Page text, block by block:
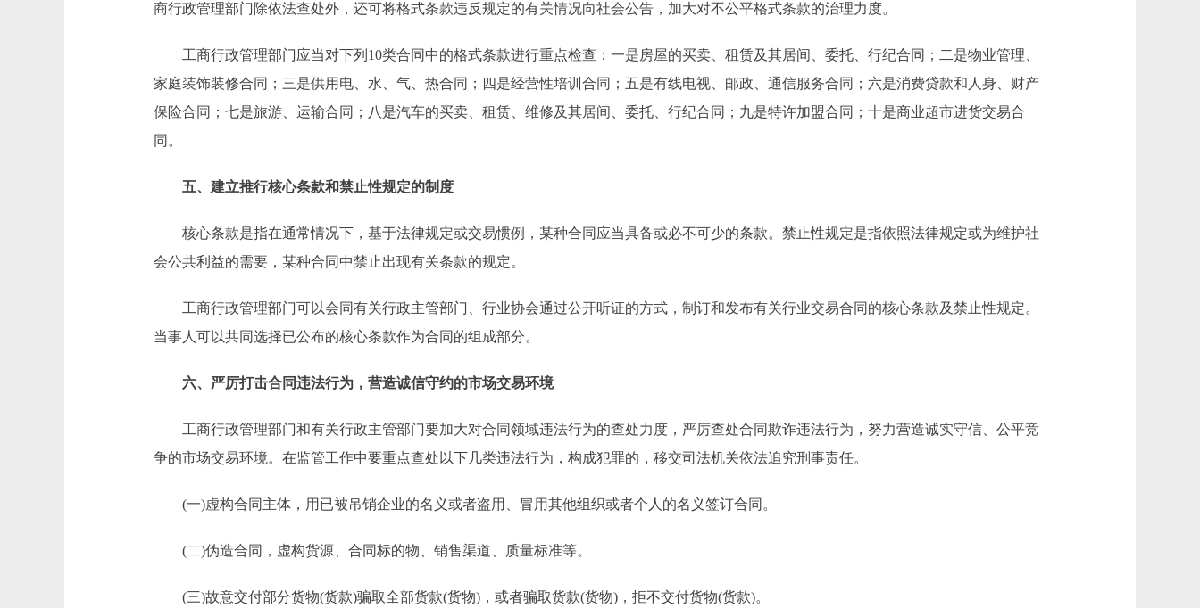
商行政管理部门除依法查处外，还可将格式条款违反规定的有关情况向社会公告，加大对不公平格式条款的治理力度。
工商行政管理部门应当对下列10类合同中的格式条款进行重点检查：一是房屋的买卖、租赁及其居间、委托、行纪合同；二是物业管理、
家庭装饰装修合同；三是供用电、水、气、热合同；四是经营性培训合同；五是有线电视、邮政、通信服务合同；六是消费贷款和人身、财产
保险合同；七是旅游、运输合同；八是汽车的买卖、租赁、维修及其居间、委托、行纪合同；九是特许加盟合同；十是商业超市进货交易合
同。
五、建立推行核心条款和禁止性规定的制度
核心条款是指在通常情况下，基于法律规定或交易惯例，某种合同应当具备或必不可少的条款。禁止性规定是指依照法律规定或为维护社
会公共利益的需要，某种合同中禁止出现有关条款的规定。
工商行政管理部门可以会同有关行政主管部门、行业协会通过公开听证的方式，制订和发布有关行业交易合同的核心条款及禁止性规定。
当事人可以共同选择已公布的核心条款作为合同的组成部分。
六、严厉打击合同违法行为，营造诚信守约的市场交易环境
工商行政管理部门和有关行政主管部门要加大对合同领域违法行为的查处力度，严厉查处合同欺诈违法行为，努力营造诚实守信、公平竞
争的市场交易环境。在监管工作中要重点查处以下几类违法行为，构成犯罪的，移交司法机关依法追究刑事责任。
(一)虚构合同主体，用已被吊销企业的名义或者盗用、冒用其他组织或者个人的名义签订合同。
(二)伪造合同，虚构货源、合同标的物、销售渠道、质量标准等。
(三)故意交付部分货物(货款)骗取全部货款(货物)，或者骗取货款(货物)，拒不交付货物(货款)。